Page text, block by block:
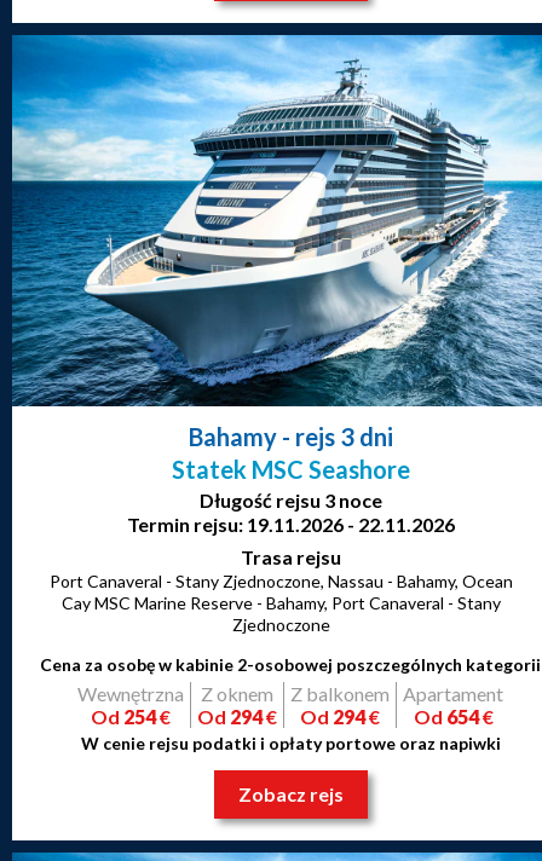
Bahamy- rejs 3 dni
Statek MSC Seashore
Długość rejsu 3 noce
Termin rejsu: 19.11.2026 - 22.11.2026
Trasa rejsu
Port Canaveral - Stany Zjednoczone, Nassau - Bahamy, Ocean
Cay MSC Marine Reserve - Bahamy, Port Canaveral - Stany
Zjednoczone
Cena za osobę w kabinie 2-osobowej poszczególnych kategorii
Wewnętrzna
Od 254€
Z oknem
Od 294€
Z balkonem
Od 294€
Apartament
Od 654€
W cenie rejsu podatki i opłaty portowe oraz napiwki
Zobacz rejs